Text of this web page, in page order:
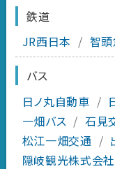
鉄道
JR西日本 / 智
バス
日ノ丸自動車 /
一畑バス / 石見
松江一畑交通 /
隠岐観光株式会社